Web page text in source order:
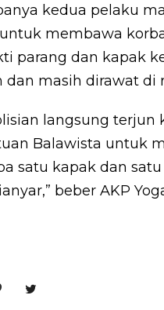
kedua pelaku
membawa
parang dan kapak
dan masih dirawat di
langsung terjun
Balawista untuk
satu kapak dan
beber AKP